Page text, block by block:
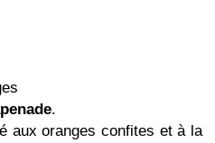
.
aux oranges confites et à la